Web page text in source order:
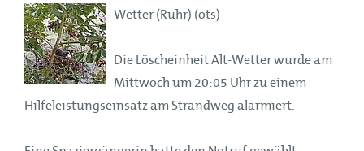
Wetter (Ruhr) (ots) -
Die Löscheinheit Alt-Wetter wurde am
Mittwoch um 20:05 Uhr zu einem
Hilfeleistungseinsatz am Strandweg alarmiert.